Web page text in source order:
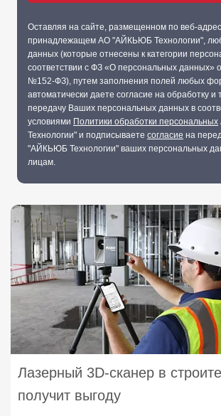
Оставляя на сайте, размещенном по веб-
принадлежащем АО "АЙКЬЮБ Технологии",
данных (которые отнесены к категории
соответствии с ФЗ «О персональных данных»
№152-ФЗ), путем заполнения полей любых
автоматически даете согласие на обработку и
передачу Ваших персональных данных в
условиями Политики обработки персональных
Технологии" и подписываете согласие на
"АЙКЬЮБ Технологии" ваших персональных
лицам.
Лазерный 3D‑сканер в
получит выгоду